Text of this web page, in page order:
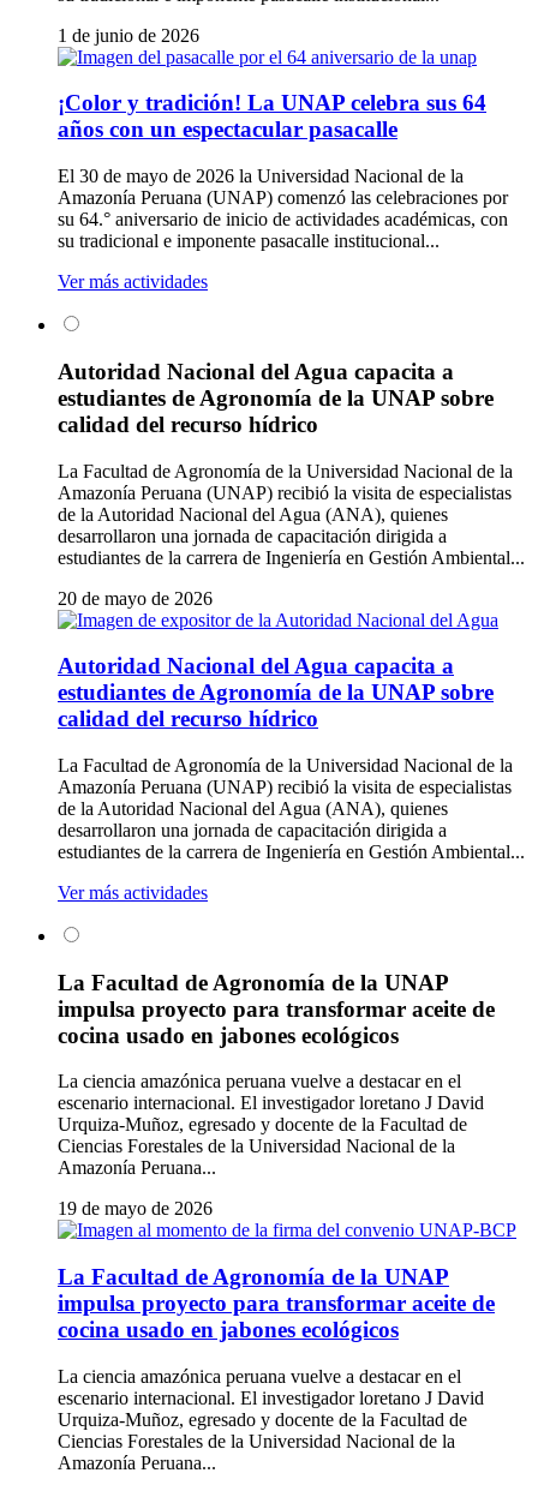
1 de junio de 2026
¡Color y tradición! La UNAP celebra sus 64
años con un espectacular pasacalle
El 30 de mayo de 2026 la Universidad Nacional de la
Amazonía Peruana (UNAP) comenzó las celebraciones por
su 64.° aniversario de inicio de actividades académicas, con
su tradicional e imponente pasacalle institucional...
Ver más actividades
Autoridad Nacional del Agua capacita a
estudiantes de Agronomía de la UNAP sobre
calidad del recurso hídrico
La Facultad de Agronomía de la Universidad Nacional de la
Amazonía Peruana (UNAP) recibió la visita de especialistas
de la Autoridad Nacional del Agua (ANA), quienes
desarrollaron una jornada de capacitación dirigida a
estudiantes de la carrera de Ingeniería en Gestión Ambiental...
20 de mayo de 2026
Autoridad Nacional del Agua capacita a
estudiantes de Agronomía de la UNAP sobre
calidad del recurso hídrico
La Facultad de Agronomía de la Universidad Nacional de la
Amazonía Peruana (UNAP) recibió la visita de especialistas
de la Autoridad Nacional del Agua (ANA), quienes
desarrollaron una jornada de capacitación dirigida a
estudiantes de la carrera de Ingeniería en Gestión Ambiental...
Ver más actividades
La Facultad de Agronomía de la UNAP
impulsa proyecto para transformar aceite de
cocina usado en jabones ecológicos
La ciencia amazónica peruana vuelve a destacar en el
escenario internacional. El investigador loretano J David
Urquiza-Muñoz, egresado y docente de la Facultad de
Ciencias Forestales de la Universidad Nacional de la
Amazonía Peruana...
19 de mayo de 2026
La Facultad de Agronomía de la UNAP
impulsa proyecto para transformar aceite de
cocina usado en jabones ecológicos
La ciencia amazónica peruana vuelve a destacar en el
escenario internacional. El investigador loretano J David
Urquiza-Muñoz, egresado y docente de la Facultad de
Ciencias Forestales de la Universidad Nacional de la
Amazonía Peruana...